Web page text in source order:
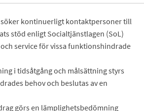
kontinuerligt kontaktpersoner till
stöd enligt Socialtjänstlagen (SoL)
service för vissa funktionshindrade
i tidsåtgång och målsättning styrs
behov och beslutas av en
görs en lämplighetsbedömning